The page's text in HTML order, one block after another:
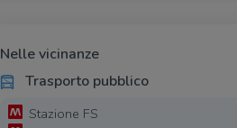
Nelle vicinanze
Trasporto pubblico
Stazione FS